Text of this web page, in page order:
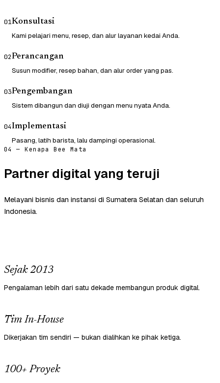
01Konsultasi
Kami pelajari menu, resep, dan alur layanan kedai Anda.
02Perancangan
Susun modifier, resep bahan, dan alur order yang pas.
03Pengembangan
Sistem dibangun dan diuji dengan menu nyata Anda.
04Implementasi
Pasang, latih barista, lalu dampingi operasional.
04 — Kenapa Bee Mata
Partner digital yang teruji
Melayani bisnis dan instansi di Sumatera Selatan dan seluruh
Indonesia.
Sejak 2013
Pengalaman lebih dari satu dekade membangun produk digital.
Tim In-House
Dikerjakan tim sendiri — bukan dialihkan ke pihak ketiga.
100+ Proyek